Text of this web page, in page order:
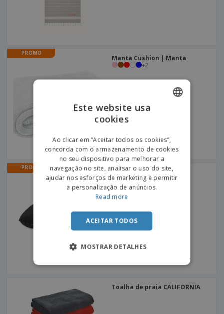
PROMO
Manta Cushion | Manta
+2
PROMO
Almofada de pescoço
insuflável em camurça |
Almofada de pescoço
Toalha de praia CALIFORNIA
SPANISH
Este website usa
cookies
Ao clicar em “Aceitar todos os cookies”,
concorda com o armazenamento de cookies
no seu dispositivo para melhorar a
navegação no site, analisar o uso do site,
ajudar nos esforços de marketing e permitir
a personalização de anúncios.
Read more
ACEITAR TODOS
MOSTRAR DETALHES